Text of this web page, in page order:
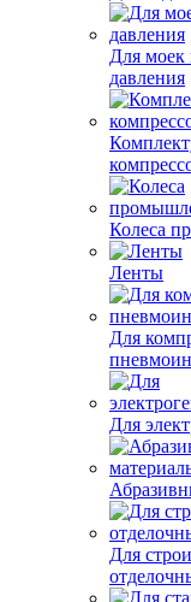
Для моек
давления
Колеса
Ленты
Для
Для
Для